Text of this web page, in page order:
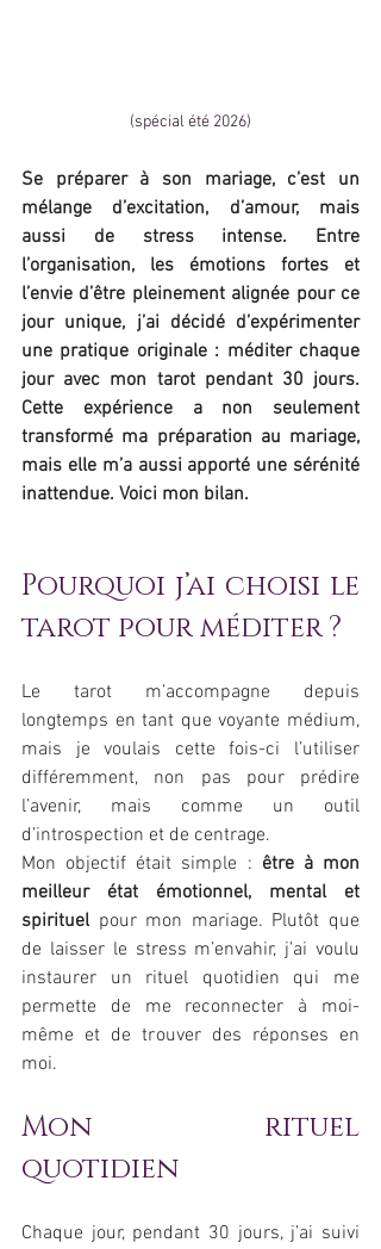
(spécial été 2026)
Se préparer à son mariage, c’est un
mélange d’excitation, d’amour, mais
aussi de stress intense. Entre
l’organisation, les émotions fortes et
l’envie d’être pleinement alignée pour ce
jour unique, j’ai décidé d’expérimenter
une pratique originale : méditer chaque
jour avec mon tarot pendant 30 jours.
Cette expérience a non seulement
transformé ma préparation au mariage,
mais elle m’a aussi apporté une sérénité
inattendue. Voici mon bilan.
Pourquoi j’ai choisi le
tarot pour méditer ?
Le tarot m’accompagne depuis
longtemps en tant que voyante médium,
mais je voulais cette fois-ci l’utiliser
différemment, non pas pour prédire
l’avenir, mais comme un outil
d’introspection et de centrage.
Mon objectif était simple : être à mon
meilleur état émotionnel, mental et
spirituel pour mon mariage. Plutôt que
de laisser le stress m’envahir, j’ai voulu
instaurer un rituel quotidien qui me
permette de me reconnecter à moi-
même et de trouver des réponses en
moi.
Mon rituel
quotidien
Chaque jour, pendant 30 jours, j’ai suivi